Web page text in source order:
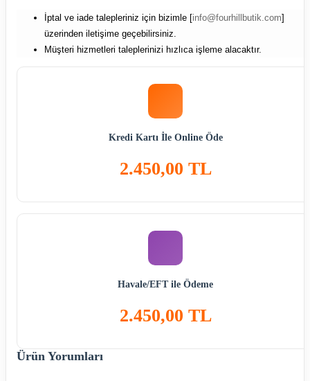
İptal ve iade talepleriniz için bizimle [info@fourhillbutik.com]
üzerinden iletişime geçebilirsiniz.
Müşteri hizmetleri taleplerinizi hızlıca işleme alacaktır.
Kredi Kartı İle Online Öde
2.450,00 TL
Havale/EFT ile Ödeme
2.450,00 TL
Ürün Yorumları